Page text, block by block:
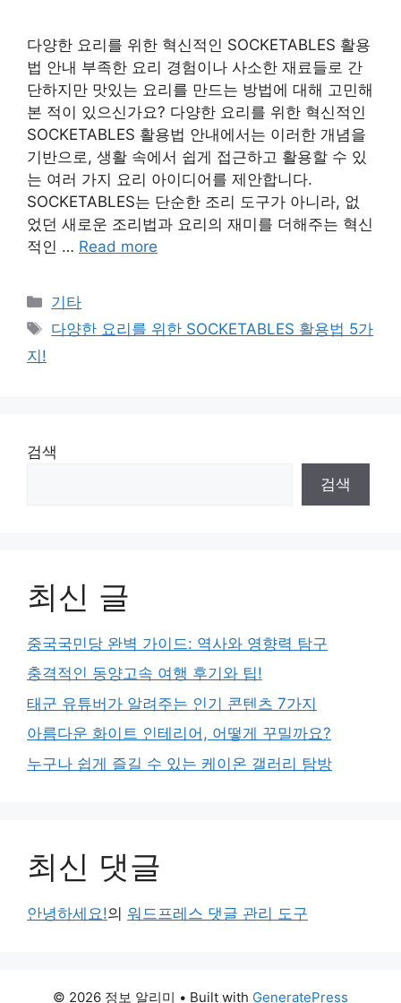
다양한 요리를 위한 혁신적인 SOCKETABLES 활용
법 안내 부족한 요리 경험이나 사소한 재료들로 간
단하지만 맛있는 요리를 만드는 방법에 대해 고민해
본 적이 있으신가요? 다양한 요리를 위한 혁신적인
SOCKETABLES 활용법 안내에서는 이러한 개념을
기반으로, 생활 속에서 쉽게 접근하고 활용할 수 있
는 여러 가지 요리 아이디어를 제안합니다.
SOCKETABLES는 단순한 조리 도구가 아니라, 없
었던 새로운 조리법과 요리의 재미를 더해주는 혁신
적인 … Read more
Categories
기타
Tags
다양한 요리를 위한 SOCKETABLES 활용법 5가
지!
검색
검색
최신 글
중국국민당 완벽 가이드: 역사와 영향력 탐구
충격적인 동양고속 여행 후기와 팁!
태군 유튜버가 알려주는 인기 콘텐츠 7가지
아름다운 화이트 인테리어, 어떻게 꾸밀까요?
누구나 쉽게 즐길 수 있는 케이온 갤러리 탐방
최신 댓글
안녕하세요!의 워드프레스 댓글 관리 도구
© 2026 정보 알리미 • Built with GeneratePress